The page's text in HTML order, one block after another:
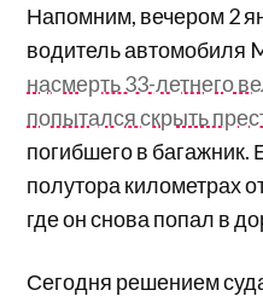
Напомним, вечером 2
водитель автомобиля
насмерть 33-летнего
попытался скрыть
погибшего в багажник.
полутора километрах
где он снова попал в
Сегодня решением